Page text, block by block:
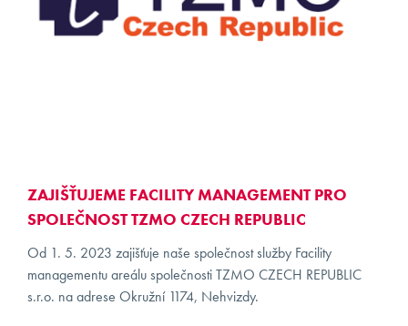
KONTAKT
ZAJIŠŤUJEME FACILITY MANAGEMENT PRO
SPOLEČNOST TZMO CZECH REPUBLIC
Od 1. 5. 2023 zajišťuje naše společnost služby Facility
managementu areálu společnosti TZMO CZECH REPUBLIC
s.r.o. na adrese Okružní 1174, Nehvizdy.